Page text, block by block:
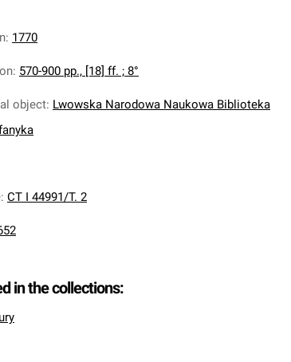
: 1770
: 570-900 pp., [18] ff. ; 8°
object: Lwowska Narodowa Naukowa Biblioteka
: CT I 44991/T. 2
in the collections: